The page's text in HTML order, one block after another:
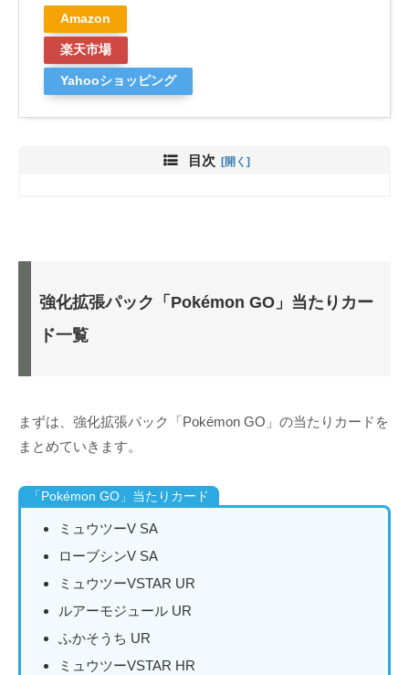
Amazon
楽天市場
Yahooショッピング
目次
強化拡張パック「Pokémon GO」当たりカー
ド一覧
まずは、強化拡張パック「Pokémon GO」の当たりカードを
まとめていきます。
「Pokémon GO」当たりカード
ミュウツーV SA
ローブシンV SA
ミュウツーVSTAR UR
ルアーモジュール UR
ふかそうち UR
ミュウツーVSTAR HR